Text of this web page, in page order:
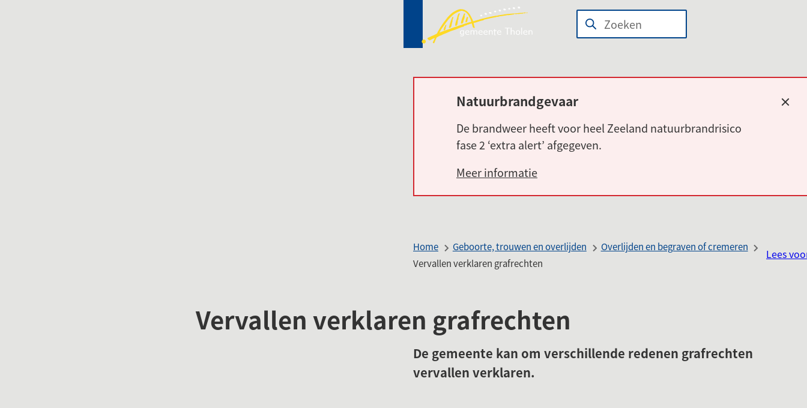
Mijn
Tholen
(Verwijst
externe
website)
Zoeken
Wanneer
zijn
kun
hierdoor
navigeren
omhoog
te
om
Alarm:
Natuurbrandgevaar
De brandweer heeft voor heel Zeeland natuurbrandrisico
fase 2 ‘extra alert’ afgegeven.
Meer informatie
Home Geboorte, trouwen en overlijden
Overlijden en begraven of cremeren
Vervallen verklaren grafrechten
Lees
Vervallen verklaren grafrechten
De gemeente kan om verschillende redenen grafrechten
vervallen verklaren.